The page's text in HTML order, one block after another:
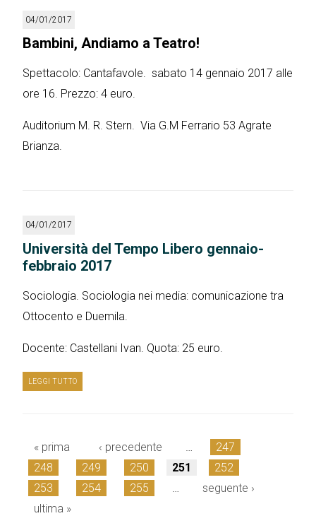
04/01/2017
Bambini, Andiamo a Teatro!
Spettacolo: Cantafavole. sabato 14 gennaio 2017 alle
ore 16. Prezzo: 4 euro.
Auditorium M. R. Stern. Via G.M Ferrario 53 Agrate
Brianza.
04/01/2017
Università del Tempo Libero gennaio-
febbraio 2017
Sociologia. Sociologia nei media: comunicazione tra
Ottocento e Duemila.
Docente: Castellani Ivan. Quota: 25 euro.
LEGGI TUTTO
Pagine
« prima ‹ precedente
247
248
249 250 251
252
253
254 255
seguente ›
ultima »